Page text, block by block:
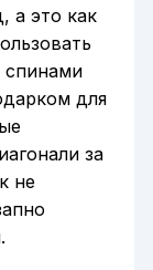
а это как
спинами
для
за
не